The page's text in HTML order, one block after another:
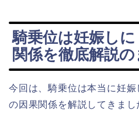
騎乗位は妊娠し
関係を徹底解説
今回は、騎乗位は本当に妊
の因果関係を解説してきまし